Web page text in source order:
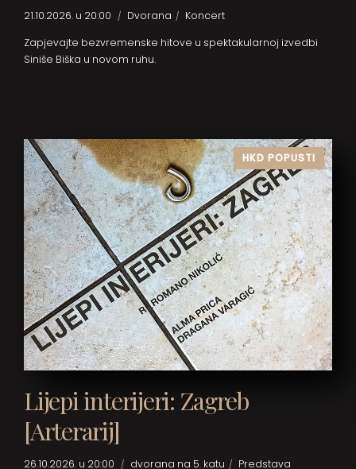
21.10.2026. u 20:00 Dvorana
Koncert
Zapjevajte bezvremenske hitove u spektakularnoj izvedbi
Siniše Biška u novom ruhu.
HKD POPUSTI
Lijepi interijeri: Zagreb
[Arterarij]
26.10.2026. u 20:00 dvorana na 5. katu
Predstava